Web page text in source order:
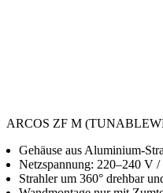
ARCOS ZF M
Gehäuse aus Aluminium-
Netzspannung: 220–240 V
Strahler um 360° drehbar